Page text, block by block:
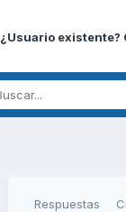
¿Usuario existente?
Respuestas